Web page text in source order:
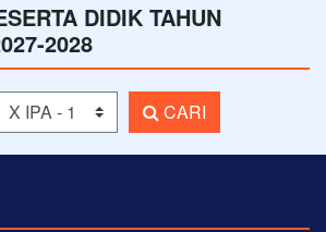
DIDIK TAHUN
2028
Kelas CARI